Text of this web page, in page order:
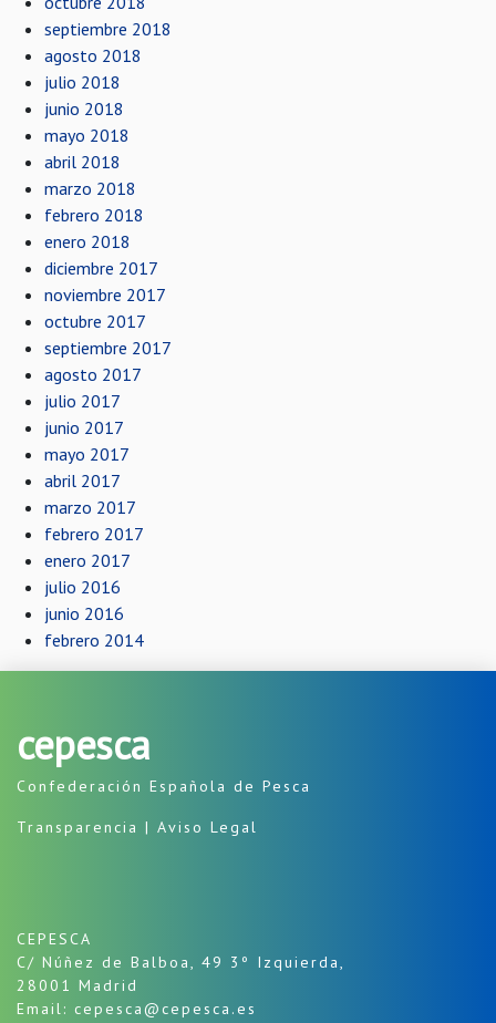
septiembre 2018
agosto 2018
julio 2018
junio 2018
mayo 2018
abril 2018
marzo 2018
febrero 2018
enero 2018
diciembre 2017
noviembre 2017
octubre 2017
septiembre 2017
agosto 2017
julio 2017
junio 2017
mayo 2017
abril 2017
marzo 2017
febrero 2017
enero 2017
julio 2016
junio 2016
febrero 2014
cepesca
Confederación Española de Pesca
Transparencia | Aviso Legal
CEPESCA
C/ Núñez de Balboa, 49 3º Izquierda,
28001 Madrid
Email: cepesca@cepesca.es